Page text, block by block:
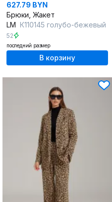
627.79 BYN
Брюки, Жакет
LM К110145 голубо-бежевый
52
последний размер
В корзину